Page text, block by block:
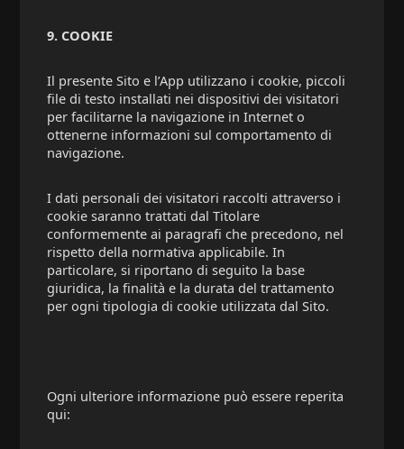
9. COOKIE
Il presente Sito e l’App utilizzano i cookie, piccoli
file di testo installati nei dispositivi dei visitatori
per facilitarne la navigazione in Internet o
ottenerne informazioni sul comportamento di
navigazione.
I dati personali dei visitatori raccolti attraverso i
cookie saranno trattati dal Titolare
conformemente ai paragrafi che precedono, nel
rispetto della normativa applicabile. In
particolare, si riportano di seguito la base
giuridica, la finalità e la durata del trattamento
per ogni tipologia di cookie utilizzata dal Sito.
Ogni ulteriore informazione può essere reperita
qui: